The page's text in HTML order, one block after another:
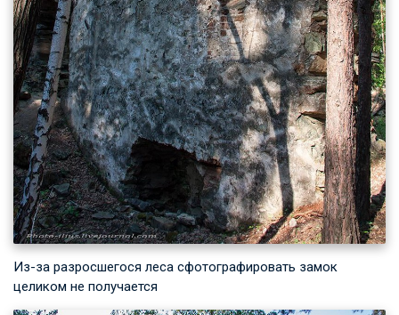
Из-за разросшегося леса сфотографировать замок
целиком не получается